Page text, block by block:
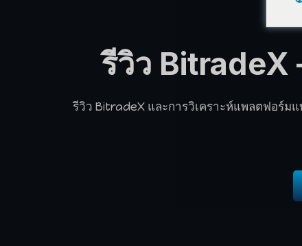
รีวิว
รีวิว BitradeX และการวิเคราะห์แพลตฟอร์ม